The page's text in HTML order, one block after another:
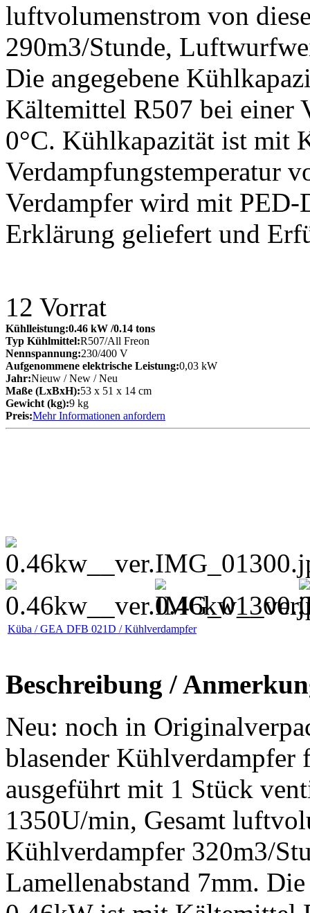
luftvolumenstrom von
290m3/Stunde,
Die angegebene
Kältemittel R507 bei einer
0°C. Kühlkapazität ist mit
Verdampfungstemperatur
Verdampfer wird mit
Erklärung geliefert und
12 Vorrat
Kühlleistung:0.46 kW /0.14 tons
Typ Kühlmittel:R507/All Freon
Nennspannung:230/400 V
Aufgenommene elektrische Leistung:0,03 kW
Jahr:Nieuw / New / Neu
Maße (LxBxH):53 x 51 x 14 cm
Gewicht (kg):9 kg
Preis:Mehr Informationen anfordern
Küba / GEA DFB 021D / Kühlverdampfer
Beschreibung /
Neu: noch in
blasender
ausgeführt mit 1 Stück
1350U/min, Gesamt
Kühlverdampfer 320m3/
Lamellenabstand 7mm.